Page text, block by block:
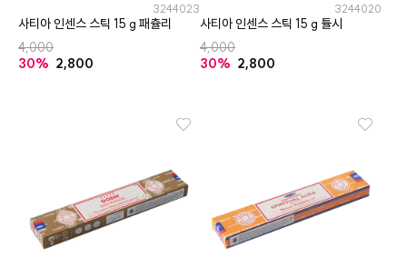
3244023
사티아 인센스 스틱 15 g 패츌리
4,000
30% 2,800
3244020
사티아 인센스 스틱 15 g 튤시
4,000
30% 2,800